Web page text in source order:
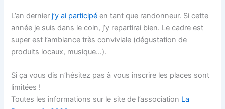
L’an dernier j’y ai participé en tant que randonneur. Si cette
année je suis dans le coin, j’y repartirai bien. Le cadre est
super est l’ambiance très conviviale (dégustation de
produits locaux, musique…).
Si ça vous dis n’hésitez pas à vous inscrire les places sont
limitées !
Toutes les informations sur le site de l’association La